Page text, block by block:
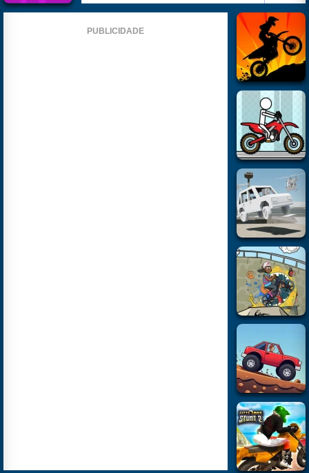
PUBLICIDADE